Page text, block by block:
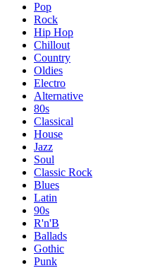
Pop
Rock
Hip Hop
Chillout
Country
Oldies
Electro
Alternative
80s
Classical
House
Jazz
Soul
Classic Rock
Blues
Latin
90s
R'n'B
Ballads
Gothic
Punk